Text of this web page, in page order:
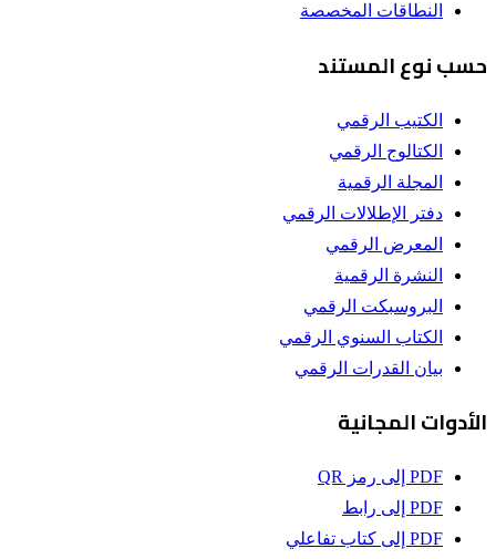
النطاقات المخصصة
حسب نوع المستند
الكتيب الرقمي
الكتالوج الرقمي
المجلة الرقمية
دفتر الإطلالات الرقمي
المعرض الرقمي
النشرة الرقمية
البروسبكت الرقمي
الكتاب السنوي الرقمي
بيان القدرات الرقمي
الأدوات المجانية
PDF إلى رمز QR
PDF إلى رابط
PDF إلى كتاب تفاعلي